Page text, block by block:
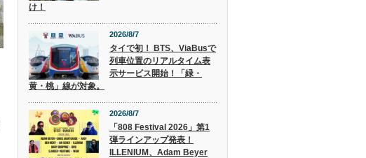
け！
2026/8/7
タイで初！ BTS、ViaBusで
列車位置のリアルタイム表
示サービス開始！「緑・
黄・桃」線が対象。
2026/8/7
「808 Festival 2026」第1
弾ラインアップ発表！
ILLENIUM、Adam Beyer